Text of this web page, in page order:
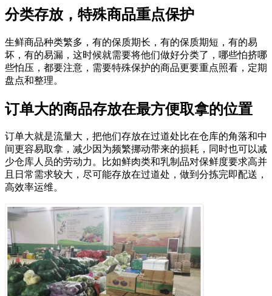
分类存放，特殊商品重点保护
生鲜商品种类繁多，有的保质期长，有的保质期短，有的易
坏，有的易漏，这时候就需要将他们做好分类了，哪些怕挤哪
些怕压，都要注意，需要特殊保护的商品更要重点照看，定期
盘点和整理。
订单大的商品存放在最方便取拿的位置
订单大就是流量大，把他们存放在过道处比在仓库的角落和中
间更容易取拿，减少因为频繁挪动带来的损耗，同时也可以减
少仓库人员的劳动力。比如鲜肉类和乳制品对保鲜度要求高并
且日常需求较大，尽可能存放在过道处，做到分拣完即配送，
高效率运维。